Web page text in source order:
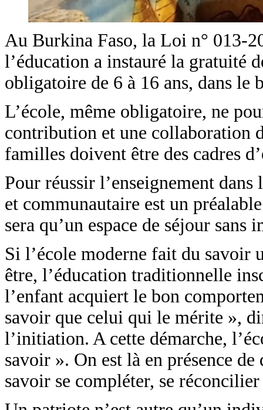
Au Burkina Faso, la Loi n° 013-
l’éducation a instauré la gratuité
obligatoire de 6 à 16 ans, dans le
L’école, même obligatoire, ne
contribution et une collaboration
familles doivent être des cadres
Pour réussir l’enseignement
et communautaire est un
sera qu’un espace de séjour sans
Si l’école moderne fait du savoir
être, l’éducation traditionnelle
l’enfant acquiert le bon
savoir que celui qui le mérite »,
l’initiation. A cette démarche,
savoir ». On est là en présence
savoir se compléter, se